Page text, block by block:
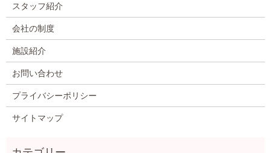
スタッフ紹介
会社の制度
施設紹介
お問い合わせ
プライバシーポリシー
サイトマップ